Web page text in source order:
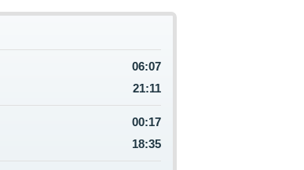
06:07
21:11
00:17
18:35